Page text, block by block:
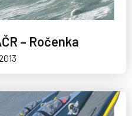
– Ročenka